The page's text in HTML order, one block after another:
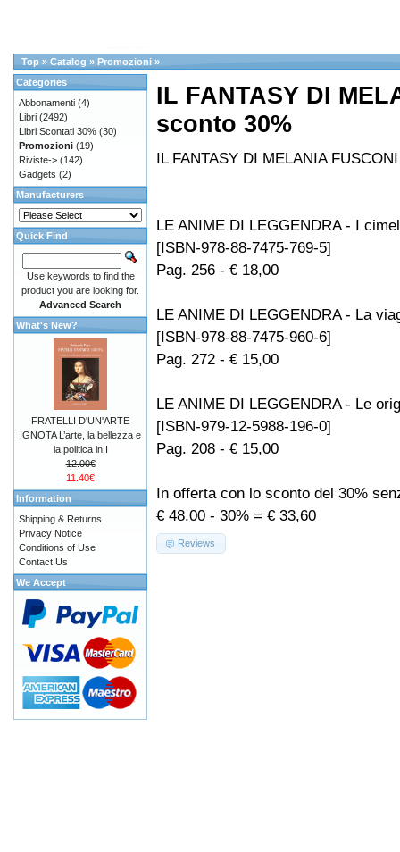
Top » Catalog » Promozioni »
IL FANTASY DI
sconto 30%
IL FANTASY DI MELANIA
LE ANIME DI LEGGENDRA - I
[ISBN-978-88-7475-769-5]
Pag. 256 - € 18,00
LE ANIME DI LEGGENDRA - La
[ISBN-978-88-7475-960-6]
Pag. 272 - € 15,00
LE ANIME DI LEGGENDRA - Le
[ISBN-979-12-5988-196-0]
Pag. 208 - € 15,00
In offerta con lo sconto del 30%
€ 48.00 - 30% = € 33,60
Reviews
Categories
Abbonamenti (4)
Libri (2492)
Libri Scontati 30% (30)
Promozioni (19)
Riviste-> (142)
Gadgets (2)
Manufacturers
Quick Find
Use keywords to find the
product you are looking for.
Advanced Search
What's New?
FRATELLI D'UN'ARTE
IGNOTA L’arte, la bellezza e
la politica in I
12.00€
11.40€
Information
Shipping & Returns
Privacy Notice
Conditions of Use
Contact Us
We Accept